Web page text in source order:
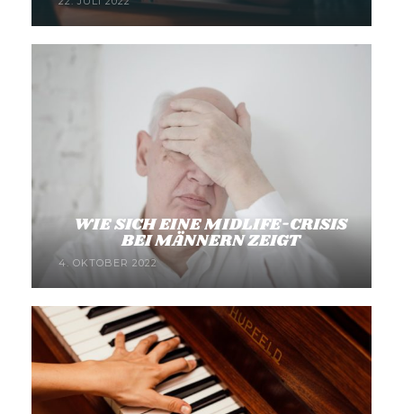
WIE SICH EINE MIDLIFE-CRISIS
BEI MÄNNERN ZEIGT
4. OKTOBER 2022